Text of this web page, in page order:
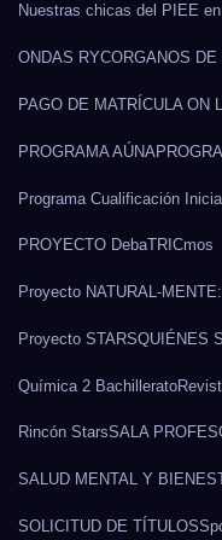
Nuestras chicas del PIEE
ONDAS RYCORGANOS
PAGO DE MATRÍCULA ON
PROGRAMA AÚNA
Programa Cualificación
PROYECTO DebaTRICmos
Proyecto NATURAL-
Proyecto STARSQUIÉNES
Química 2 Bachillerato
Rincón StarsSALA
SALUD MENTAL Y
SOLICITUD DE TÍTULOS